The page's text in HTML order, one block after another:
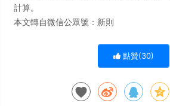
計算。
本文轉自微信公眾號：新則
點贊(30)